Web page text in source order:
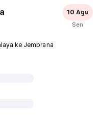
10 Agu
Sen
ke Jembrana